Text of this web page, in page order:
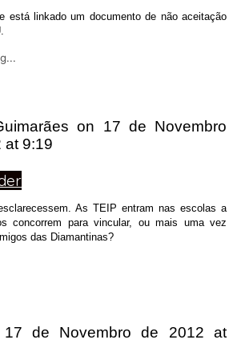
está linkado um documento de não aceitação
on 17 de Novembro
at 9:19
As TEIP entram nas escolas a
concorrem para vincular, ou mais uma vez
das Diamantinas?
17 de Novembro de 2012at